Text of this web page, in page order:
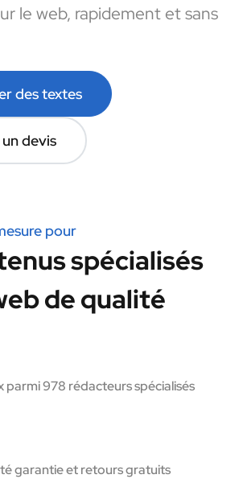
le web, rapidement et sans
des textes
devis
pour
spécialisés
de qualité
parmi 978 rédacteurs spécialisés
garantie et retours gratuits